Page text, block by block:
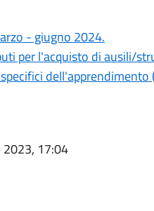
- giugno 2024.
per l'acquisto di ausili/
dell'apprendimento
2023, 17:04